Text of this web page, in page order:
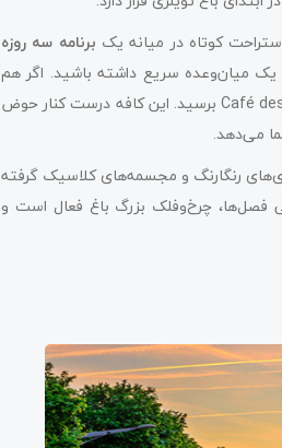
کوتاه در میانه یک برنامه سه روزه
یک میان‌وعده سریع داشته باشید. اگر هم
ترجیح می‌دهید ناهار کامل بخورید، کمی در باغ قدم بزنید تا به کافه معروف Café des Marronniers برسید. این کافه درست کنار حوض
رنگارنگ و مجسمه‌های کلاسیک گرفته
فصل‌ها، چرخ‌وفلک بزرگ باغ فعال است و